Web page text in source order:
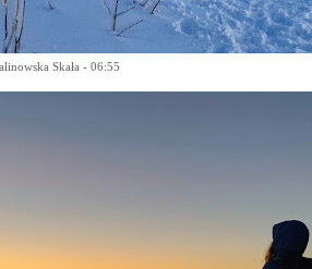
Skała - 06:55